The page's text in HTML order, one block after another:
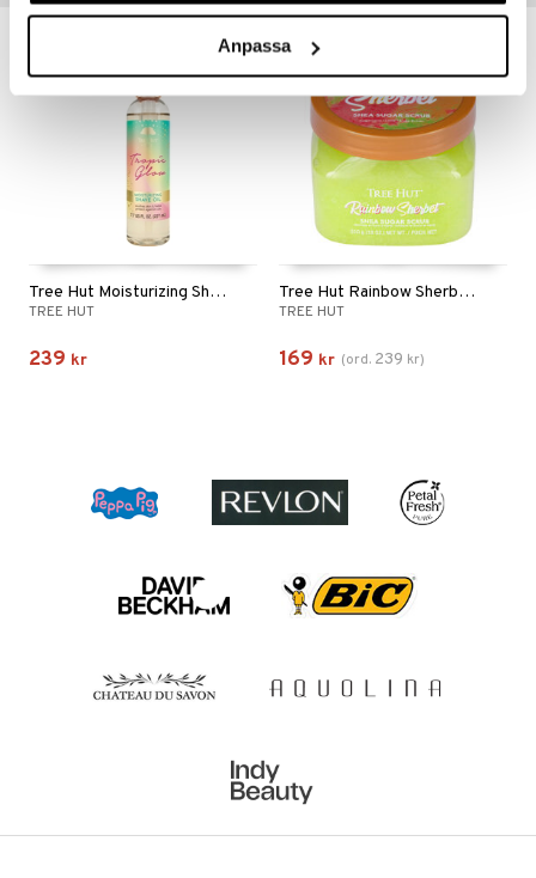
Anpassa
Tree Hut Moisturizing Shave Oil Tropic Glow
TREE HUT
239 kr
Tree Hut Rainbow Sherbert Shea Sugar Scrub
TREE HUT
169 kr (ord. 239 kr)